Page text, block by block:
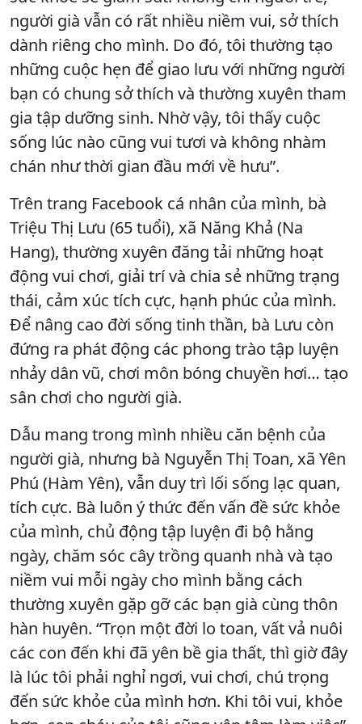
người già vẫn có rất nhiều niềm vui, sở thích
dành riêng cho mình. Do đó, tôi thường tạo
những cuộc hẹn để giao lưu với những người
bạn có chung sở thích và thường xuyên tham
gia tập dưỡng sinh. Nhờ vậy, tôi thấy cuộc
sống lúc nào cũng vui tươi và không nhàm
chán như thời gian đầu mới về hưu”.
Trên trang Facebook cá nhân của mình, bà
Triệu Thị Lưu (65 tuổi), xã Năng Khả (Na
Hang), thường xuyên đăng tải những hoạt
động vui chơi, giải trí và chia sẻ những trạng
thái, cảm xúc tích cực, hạnh phúc của mình.
Để nâng cao đời sống tinh thần, bà Lưu còn
đứng ra phát động các phong trào tập luyện
nhảy dân vũ, chơi môn bóng chuyền hơi… tạo
sân chơi cho người già.
Dẫu mang trong mình nhiều căn bệnh của
người già, nhưng bà Nguyễn Thị Toan, xã Yên
Phú (Hàm Yên), vẫn duy trì lối sống lạc quan,
tích cực. Bà luôn ý thức đến vấn đề sức khỏe
của mình, chủ động tập luyện đi bộ hằng
ngày, chăm sóc cây trồng quanh nhà và tạo
niềm vui mỗi ngày cho mình bằng cách
thường xuyên gặp gỡ các bạn già cùng thôn
hàn huyên. “Trọn một đời lo toan, vất vả nuôi
các con đến khi đã yên bề gia thất, thì giờ đây
là lúc tôi phải nghỉ ngơi, vui chơi, chú trọng
đến sức khỏe của mình hơn. Khi tôi vui, khỏe